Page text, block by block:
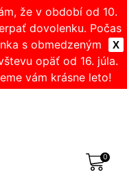
X
že v období od 10.
dovolenku. Počas
s obmedzeným
opäť od 16. júla.
vám krásne leto!
0